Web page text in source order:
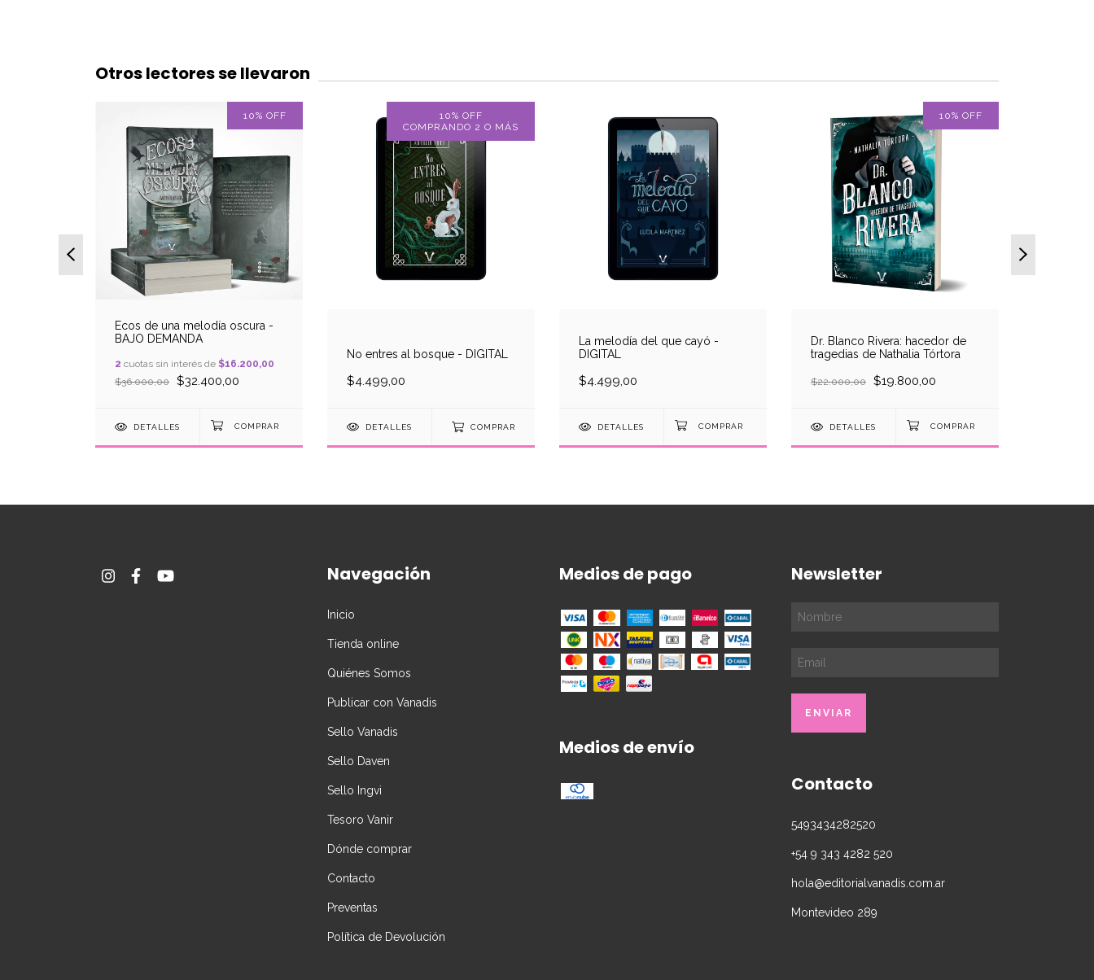
Otros lectores se llevaron
10% OFF
Ecos de una melodía oscura -
BAJO DEMANDA
2 cuotas sin interés de $16.200,00
$36.000,00
$32.400,00
DETALLES
10% OFF
COMPRANDO 2 O MÁS
No entres al bosque - DIGITAL
$4.499,00
DETALLES COMPRAR
La melodía del que cayó -
DIGITAL
$4.499,00
DETALLES
10% OFF
Dr. Blanco Rivera: hacedor de
tragedias de Nathalia Tórtora
$22.000,00 $19.800,00
DETALLES
Navegación
Inicio
Tienda online
Quiénes Somos
Publicar con Vanadis
Sello Vanadis
Sello Daven
Sello Ingvi
Tesoro Vanir
Dónde comprar
Contacto
Preventas
Política de Devolución
Medios de pago
Medios de envío
Newsletter
Contacto
5493434282520
+54 9 343 4282 520
hola@editorialvanadis.com.ar
Montevideo 289